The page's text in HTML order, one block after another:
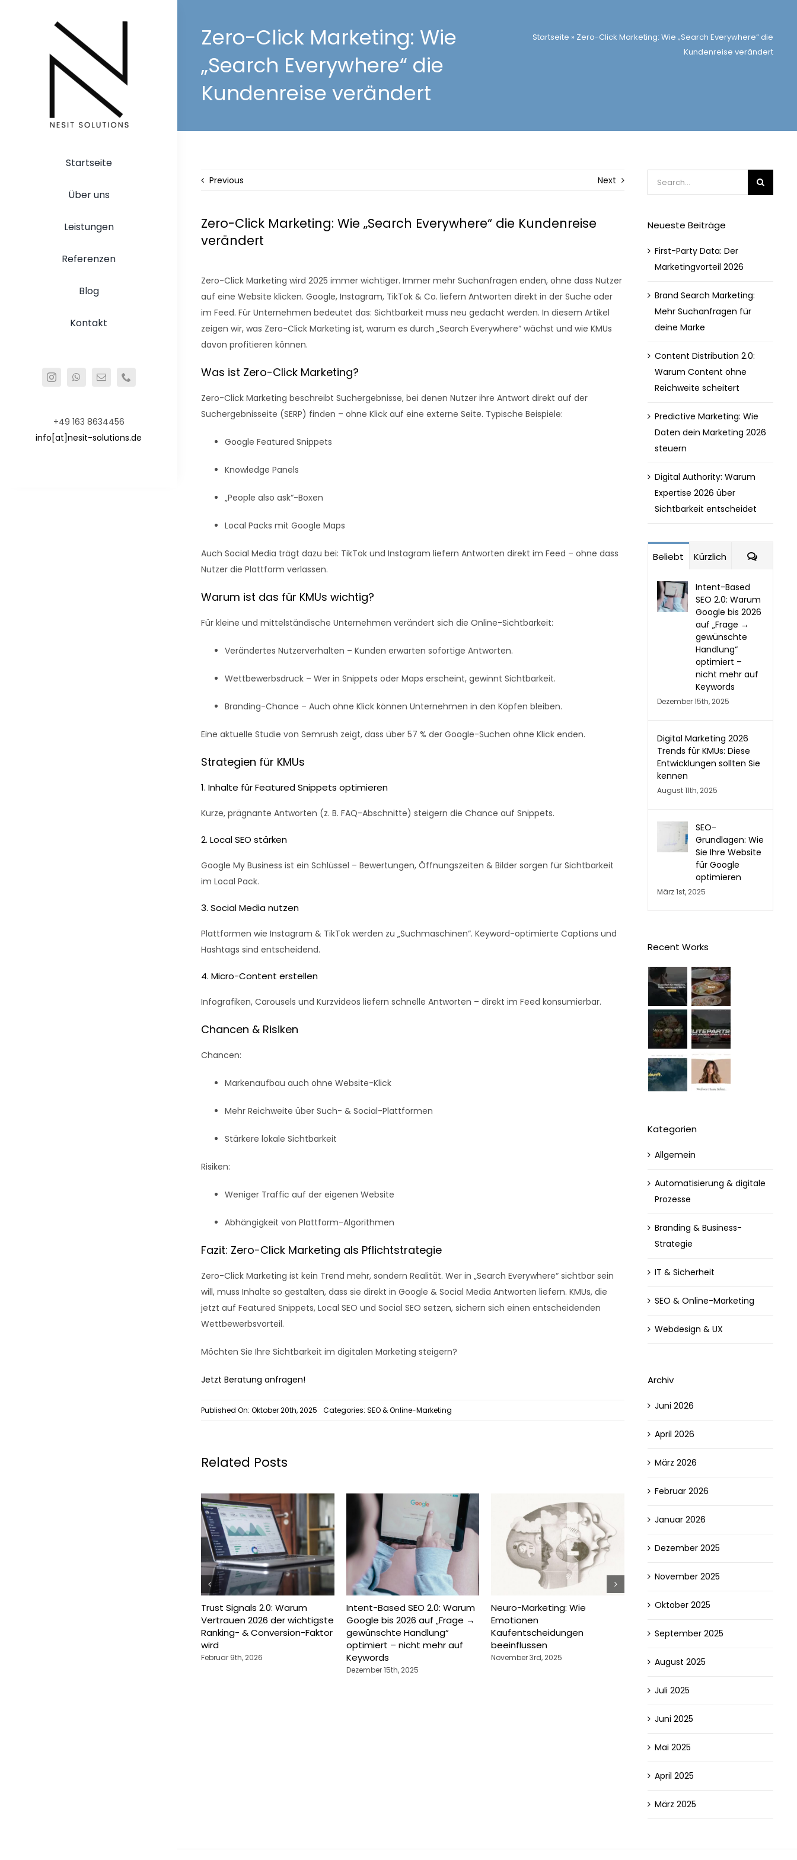
Startseite
Über uns
Leistungen
Referenzen
Blog
Kontakt
+49 163 8634456
info[at]nesit-solutions.de
Zero-Click Marketing: Wie
„Search Everywhere“ die
Kundenreise verändert
Startseite » Zero-Click Marketing: Wie „Search Everywhere“ die
Kundenreise verändert
Previous Next
Zero-Click Marketing: Wie „Search Everywhere“ die Kundenreise
verändert
Zero-Click Marketing wird 2025 immer wichtiger. Immer mehr Suchanfragen enden, ohne dass Nutzer
auf eine Website klicken. Google, Instagram, TikTok & Co. liefern Antworten direkt in der Suche oder
im Feed. Für Unternehmen bedeutet das: Sichtbarkeit muss neu gedacht werden. In diesem Artikel
zeigen wir, was Zero-Click Marketing ist, warum es durch „Search Everywhere“ wächst und wie KMUs
davon profitieren können.
Was ist Zero-Click Marketing?
Zero-Click Marketing beschreibt Suchergebnisse, bei denen Nutzer ihre Antwort direkt auf der
Suchergebnisseite (SERP) finden – ohne Klick auf eine externe Seite. Typische Beispiele:
Google Featured Snippets
Knowledge Panels
„People also ask“-Boxen
Local Packs mit Google Maps
Auch Social Media trägt dazu bei: TikTok und Instagram liefern Antworten direkt im Feed – ohne dass
Nutzer die Plattform verlassen.
Warum ist das für KMUs wichtig?
Für kleine und mittelständische Unternehmen verändert sich die Online-Sichtbarkeit:
Verändertes Nutzerverhalten – Kunden erwarten sofortige Antworten.
Wettbewerbsdruck– Wer in Snippets oder Maps erscheint, gewinnt Sichtbarkeit.
Branding-Chance – Auch ohne Klick können Unternehmen in den Köpfen bleiben.
Eine aktuelle Studie von Semrush zeigt, dass über 57 % der Google-Suchen ohne Klick enden.
Strategien für KMUs
1. Inhalte für Featured Snippets optimieren
Kurze, prägnante Antworten (z. B. FAQ-Abschnitte) steigern die Chance auf Snippets.
2. Local SEO stärken
Google My Business ist ein Schlüssel – Bewertungen, Öffnungszeiten & Bilder sorgen für Sichtbarkeit
im Local Pack.
3. Social Media nutzen
Plattformen wie Instagram & TikTok werden zu „Suchmaschinen“. Keyword-optimierte Captions und
Hashtags sind entscheidend.
4. Micro-Content erstellen
Infografiken, Carousels und Kurzvideos liefern schnelle Antworten – direkt im Feed konsumierbar.
Chancen & Risiken
Chancen:
Markenaufbau auch ohne Website-Klick
Mehr Reichweite über Such- & Social-Plattformen
Stärkere lokale Sichtbarkeit
Risiken:
Weniger Traffic auf der eigenen Website
Abhängigkeit von Plattform-Algorithmen
Fazit: Zero-Click Marketing als Pflichtstrategie
Zero-Click Marketing ist kein Trend mehr, sondern Realität. Wer in „Search Everywhere“ sichtbar sein
will, muss Inhalte so gestalten, dass sie direkt in Google & Social Media Antworten liefern. KMUs, die
jetzt auf Featured Snippets, Local SEO und Social SEO setzen, sichern sich einen entscheidenden
Wettbewerbsvorteil.
Möchten Sie Ihre Sichtbarkeit im digitalen Marketing steigern?
Jetzt Beratung anfragen!
Published On: Oktober 20th, 2025 Categories: SEO & Online-Marketing
Related Posts
Trust Signals 2.0: Warum
Vertrauen 2026 der wichtigste
Ranking- & Conversion-Faktor
wird
Februar 9th, 2026
Intent-Based SEO 2.0: Warum
Google bis 2026 auf „Frage →
gewünschte Handlung“
optimiert – nicht mehr auf
Keywords
Dezember 15th, 2025
Neuro-Marketing: Wie
Emotionen
Kaufentscheidungen
beeinflussen
November 3rd, 2025
Conversational Marketing:
Live-Chats
Suche
nach:
Neueste Beiträge
First-Party Data: Der
Marketingvorteil 2026
Brand Search Marketing:
Mehr Suchanfragen für
deine Marke
Content Distribution 2.0:
Warum Content ohne
Reichweite scheitert
Predictive Marketing: Wie
Daten dein Marketing 2026
steuern
Digital Authority: Warum
Expertise 2026 über
Sichtbarkeit entscheidet
Beliebt Kürzlich
Intent-Based
SEO 2.0: Warum
Google bis 2026
auf „Frage →
gewünschte
Handlung“
optimiert –
nicht mehr auf
Keywords
Dezember 15th, 2025
Digital Marketing 2026
Trends für KMUs: Diese
Entwicklungen sollten Sie
kennen
August 11th, 2025
SEO-
Grundlagen: Wie
Sie Ihre Website
für Google
optimieren
März 1st, 2025
Recent Works
Kategorien
Allgemein
Automatisierung & digitale
Prozesse
Branding & Business-
Strategie
IT & Sicherheit
SEO & Online-Marketing
Webdesign & UX
Archiv
Juni 2026
April 2026
März 2026
Februar 2026
Januar 2026
Dezember 2025
November 2025
Oktober 2025
September 2025
August 2025
Juli 2025
Juni 2025
Mai 2025
April 2025
März 2025